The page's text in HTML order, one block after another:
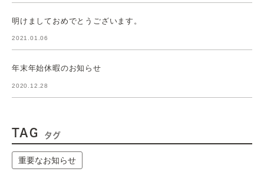
明けましておめでとうございます。
2021.01.06
年末年始休暇のお知らせ
2020.12.28
TAG タグ
重要なお知らせ